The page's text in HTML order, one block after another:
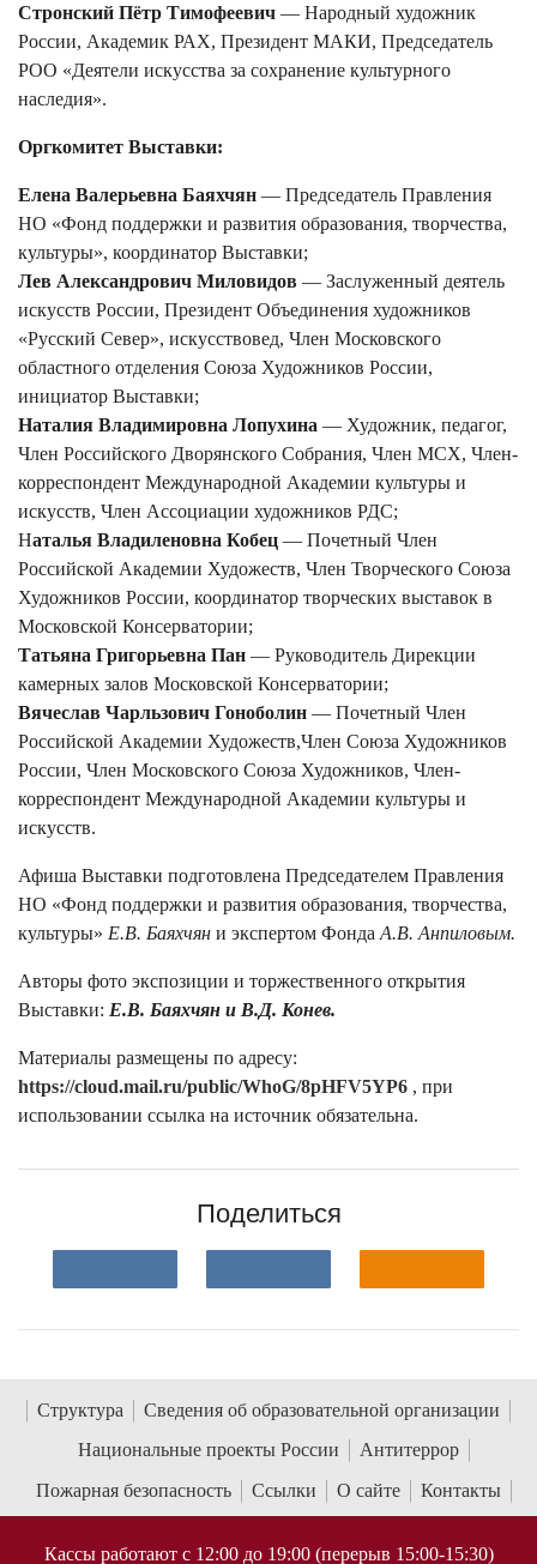
Стронский Пётр Тимофеевич — Народный художник
России, Академик РАХ, Президент МАКИ, Председатель
РОО «Деятели искусства за сохранение культурного
наследия».
Оргкомитет Выставки:
Елена Валерьевна Баяхчян — Председатель Правления
НО «Фонд поддержки и развития образования, творчества,
культуры», координатор Выставки;
Лев Александрович Миловидов — Заслуженный деятель
искусств России, Президент Объединения художников
«Русский Север», искусствовед, Член Московского
областного отделения Союза Художников России,
инициатор Выставки;
Наталия Владимировна Лопухина — Художник, педагог,
Член Российского Дворянского Собрания, Член МСХ, Член-
корреспондент Международной Академии культуры и
искусств, Член Ассоциации художников РДС;
Наталья Владиленовна Кобец — Почетный Член
Российской Академии Художеств, Член Творческого Союза
Художников России, координатор творческих выставок в
Московской Консерватории;
Татьяна Григорьевна Пан — Руководитель Дирекции
камерных залов Московской Консерватории;
Вячеслав Чарльзович Гоноболин — Почетный Член
Российской Академии Художеств,Член Союза Художников
России, Член Московского Союза Художников, Член-
корреспондент Международной Академии культуры и
искусств.
Афиша Выставки подготовлена Председателем Правления
НО «Фонд поддержки и развития образования, творчества,
культуры» Е.В. Баяхчян и экспертом Фонда А.В. Анпиловым.
Авторы фото экспозиции и торжественного открытия
Выставки: Е.В. Баяхчян и В.Д. Конев.
Материалы размещены по адресу:
https://cloud.mail.ru/public/WhoG/8pHFV5YP6 , при
использовании ссылка на источник обязательна.
Поделиться
Структура
Сведения об образовательной организации
Национальные проекты России
Антитеррор
Пожарная безопасность
Ссылки О сайте Контакты
Кассы работают с 12:00 до 19:00 (перерыв 15:00-15:30)